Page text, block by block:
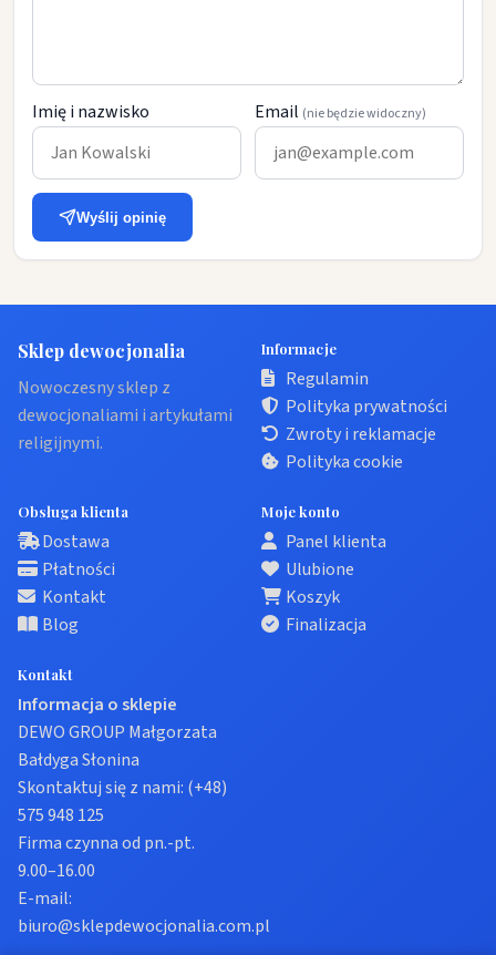
Imię i nazwisko Email (nie będzie widoczny)
Wyślij opinię
Sklep dewocjonalia
Nowoczesny sklep z
dewocjonaliami i artykułami
religijnymi.
Informacje
Regulamin
Polityka prywatności
Zwroty i reklamacje
Polityka cookie
Obsługa klienta
Dostawa
Płatności
Kontakt
Blog
Moje konto
Panel klienta
Ulubione
Koszyk
Finalizacja
Kontakt
Informacja o sklepie
DEWO GROUP Małgorzata
Bałdyga Słonina
Skontaktuj się z nami: (+48)
575 948 125
Firma czynna od pn.-pt.
9.00–16.00
E-mail:
biuro@sklepdewocjonalia.com.pl